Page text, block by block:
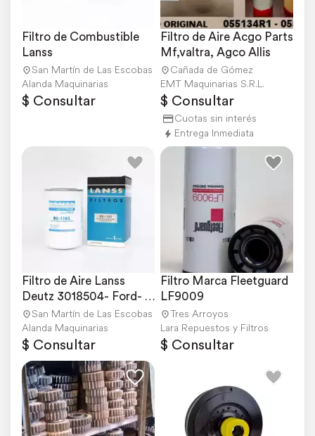
Filtro de Combustible
Lanss
San Martín de Las Escobas
Alanda Maquinarias
$ Consultar
Filtro de Aire Acgo Parts
Mf,valtra, Agco Allis
Cañada de Gómez
EMT Maquinarias S.R.L.
$ Consultar
Cuotas sin interés
Entrega Inmediata
Filtro de Aire Lanss
Deutz 3018504- Ford-
Zanello
San Martín de Las Escobas
Alanda Maquinarias
$ Consultar
Filtro Marca Fleetguard
LF9009
Tres Arroyos
Lara Repuestos y Filtros
$ Consultar